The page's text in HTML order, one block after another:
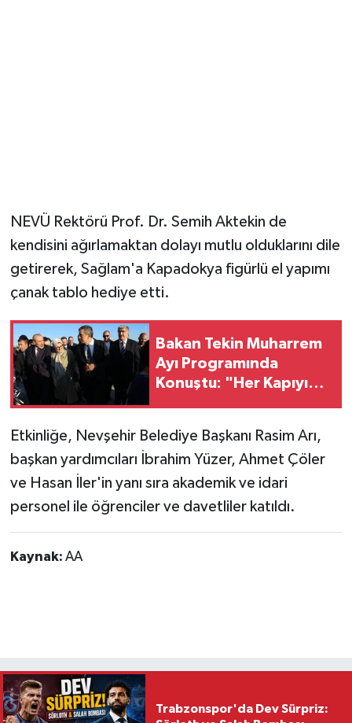
NEVÜ Rektörü Prof. Dr. Semih Aktekin de
kendisini ağırlamaktan dolayı mutlu olduklarını dile
getirerek, Sağlam'a Kapadokya figürlü el yapımı
çanak tablo hediye etti.
Bakan Tekin Muharrem
Ayı Programında
Konuştu: "Her Kapıyı
Etkinliğe, Nevşehir Belediye Başkanı Rasim Arı,
başkan yardımcıları İbrahim Yüzer, Ahmet Çöler
ve Hasan İler'in yanı sıra akademik ve idari
personel ile öğrenciler ve davetliler katıldı.
Kaynak: AA
Trabzonspor'da Dev Sürpriz: